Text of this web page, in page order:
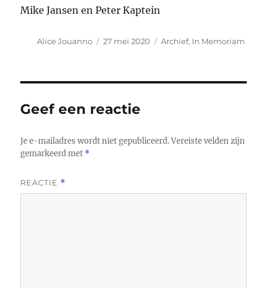
Mike Jansen en Peter Kaptein
Auteur
Alice Jouanno
Geplaatst
27 mei 2020 Categorieën
Archief, In Memoriam
Geef een reactie
Je e-mailadres wordt niet gepubliceerd. Vereiste velden zijn
gemarkeerd met *
REACTIE *